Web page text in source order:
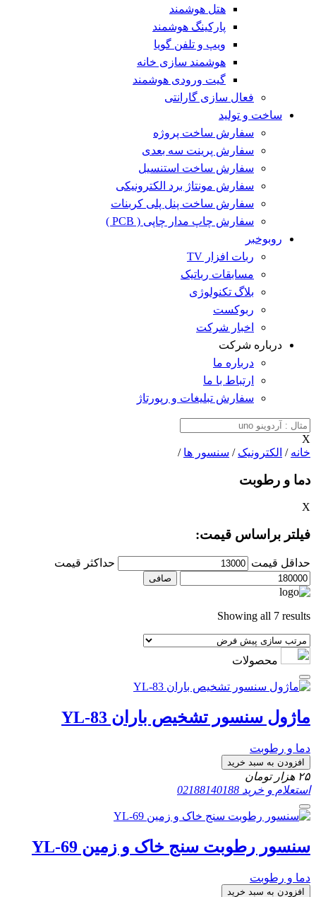
هتل هوشمند
پارکینگ هوشمند
ویپ و تلفن گویا
هوشمند سازی خانه
گیت ورودی هوشمند
فعال سازی گارانتی
ساخت و تولید
سفارش ساخت پروژه
سفارش پرینت سه بعدی
سفارش ساخت استنسیل
سفارش مونتاژ برد الکترونیکی
سفارش ساخت پنل پلی کربنات
سفارش چاپ مدار چاپی ( PCB )
روبوخبر
ربات افزار TV
مسابقات رباتیک
بلاگ تکنولوژی
ربوکست
اخبار شرکت
درباره شرکت
درباره ما
ارتباط با ما
سفارش تبلیغات و رپورتاژ
X
خانه / الکترونیک / سنسور ها /
دما و رطوبت
X
فیلتر براساس قیمت:
حداقل قیمت حداكثر قيمت
صافی
Showing all 7 results
محصولات
ماژول سنسور تشخیص باران YL-83
دما و رطوبت
افزودن به سبد خرید
۲۵ هزار تومان
استعلام و خرید 02188140188
سنسور رطوبت سنج خاک و زمین YL-69
دما و رطوبت
افزودن به سبد خرید